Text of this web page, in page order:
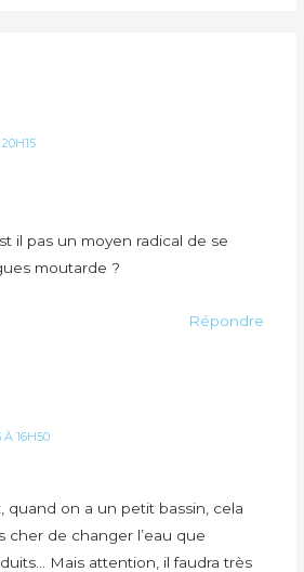
il pas un moyen radical de se
moutarde ?
Répondre
À 16H50
quand on a un petit bassin, cela
cher de changer l’eau que
Mais attention, il faudra très